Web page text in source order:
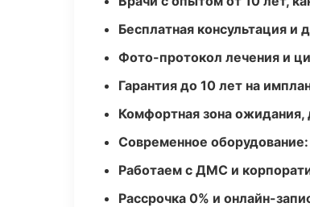
Бесплатная консультация и
Фото-протокол лечения и
Гарантия до 10 лет на
Комфортная зона ожидания,
Современное
Работаем с ДМС и
Рассрочка 0% и онлайн-